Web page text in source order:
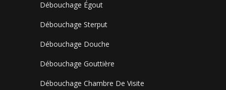
Débouchage Égout
Débouchage Sterput
Débouchage Douche
Débouchage Gouttière
Débouchage Chambre De Visite